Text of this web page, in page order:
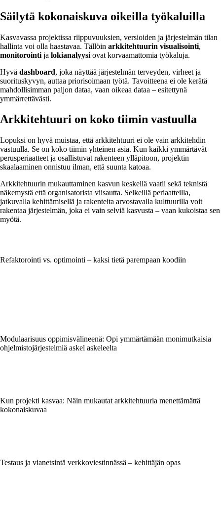
Säilytä kokonaiskuva oikeilla työkaluilla
Kasvavassa projektissa riippuvuuksien, versioiden ja järjestelmän tilan
hallinta voi olla haastavaa. Tällöin arkkitehtuurin visualisointi,
monitorointi ja lokianalyysi ovat korvaamattomia työkaluja.
Hyvä dashboard, joka näyttää järjestelmän terveyden, virheet ja
suorituskyvyn, auttaa priorisoimaan työtä. Tavoitteena ei ole kerätä
mahdollisimman paljon dataa, vaan oikeaa dataa – esitettynä
ymmärrettävästi.
Arkkitehtuuri on koko tiimin vastuulla
Lopuksi on hyvä muistaa, että arkkitehtuuri ei ole vain arkkitehdin
vastuulla. Se on koko tiimin yhteinen asia. Kun kaikki ymmärtävät
perusperiaatteet ja osallistuvat rakenteen ylläpitoon, projektin
skaalaaminen onnistuu ilman, että suunta katoaa.
Arkkitehtuurin mukauttaminen kasvun keskellä vaatii sekä teknistä
näkemystä että organisatorista viisautta. Selkeillä periaatteilla,
jatkuvalla kehittämisellä ja rakenteita arvostavalla kulttuurilla voit
rakentaa järjestelmän, joka ei vain selviä kasvusta – vaan kukoistaa sen
myötä.
Refaktorointi vs. optimointi – kaksi tietä parempaan koodiin
Modulaarisuus oppimisvälineenä: Opi ymmärtämään monimutkaisia
ohjelmistojärjestelmiä askel askeleelta
Kun projekti kasvaa: Näin mukautat arkkitehtuuria menettämättä
kokonaiskuvaa
Testaus ja vianetsintä verkkoviestinnässä – kehittäjän opas